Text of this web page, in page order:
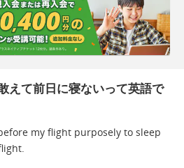
えて前日に寝ないって英語で
my flight purposely to sleep